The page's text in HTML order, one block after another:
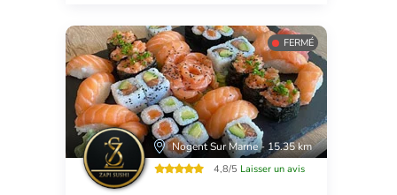
FERMÉ
Nogent Sur Marne - 15.35 km
4,8/5 Laisser un avis